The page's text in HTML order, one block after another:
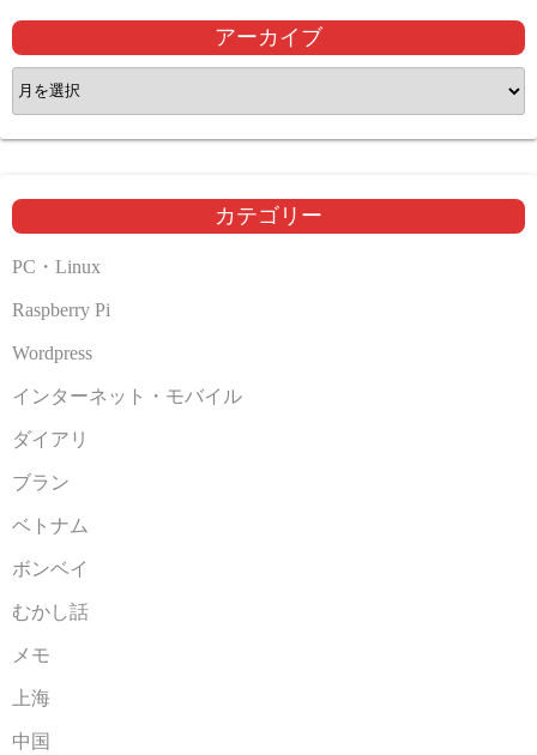
アーカイブ
ア
ー
カ
ブ
カテゴリー
PC・Linux
Raspberry Pi
Wordpress
インターネット・モバイル
ダイアリ
ブラン
ベトナム
ボンベイ
むかし話
メモ
上海
中国